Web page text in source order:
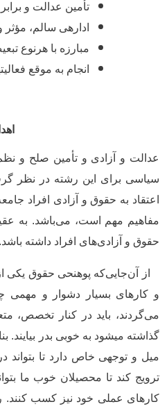
تأمین عدالت و
اداره­ی سالم، مؤثر
مبارزه با هرنوع
انجام به موقع
عدالت و آزادی و تأمین صلح و
سیاسی برای این رشته در نظر
اعتقاد به حقوق و آزادی افراد
مفاهیم مهم است، میباشد. به
حقوق و آزادیهای افراد داشته باشد.
از آنجاییکه پوهنحی حقوق یکی
و کارهای بسیار دشوار و مهمی
میگردند، باید در کنار تخصص،
گذاشته می­شود به خوبی بدر
میل و توجهی خاص دارد تا
ترویج کند تا محصیلان خوب ما
کارهای عملی خود نیز کسب کنند.